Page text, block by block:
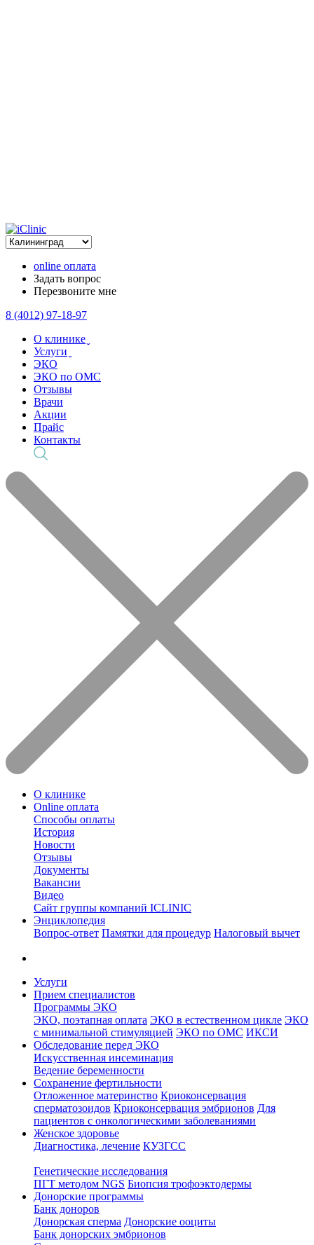
online оплата
Задать вопрос
Перезвоните мне
8 (4012) 97-18-97
О клинике ̬
Услуги ̬
ЭКО
ЭКО по ОМС
Отзывы
Врачи
Акции
Прайс
Контакты
О клинике
Online оплата
Способы оплаты
История
Новости
Отзывы
Документы
Вакансии
Видео
Сайт группы компаний ICLINIC
Энциклопедия
Вопрос-ответ Памятки для процедур Налоговый вычет
Услуги
Прием специалистов
Программы ЭКО
ЭКО, поэтапная оплата ЭКО в естественном цикле ЭКО
с минимальной стимуляцией ЭКО по ОМС ИКСИ
Обследование перед ЭКО
Искусственная инсеминация
Ведение беременности
Сохранение фертильности
Отложенное материнство Криоконсервация
сперматозоидов Криоконсервация эмбрионов Для
пациентов с онкологическими заболеваниями
Женское здоровье
Диагностика, лечение КУЗГСС
Генетические исследования
ПГТ методом NGS Биопсия трофоэктодермы
Донорские программы
Банк доноров
Донорская сперма Донорские ооциты
Банк донорских эмбрионов